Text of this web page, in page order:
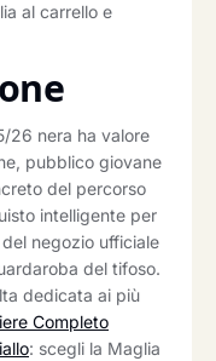
al carrello e
26 nera ha valore
pubblico giovane
del percorso
intelligente per
negozio ufficiale
del tifoso.
dedicata ai più
Completo
: scegli la Maglia